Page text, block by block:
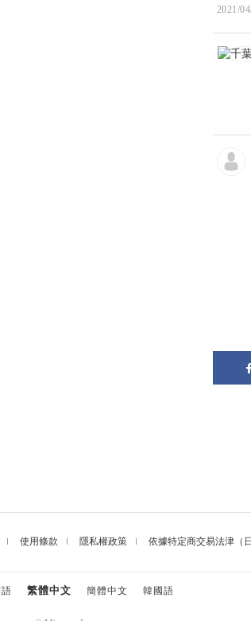
2021/
使用條款 隱私權政策 依據特定商交易法津（
繁體中文 簡體中文 韓國語